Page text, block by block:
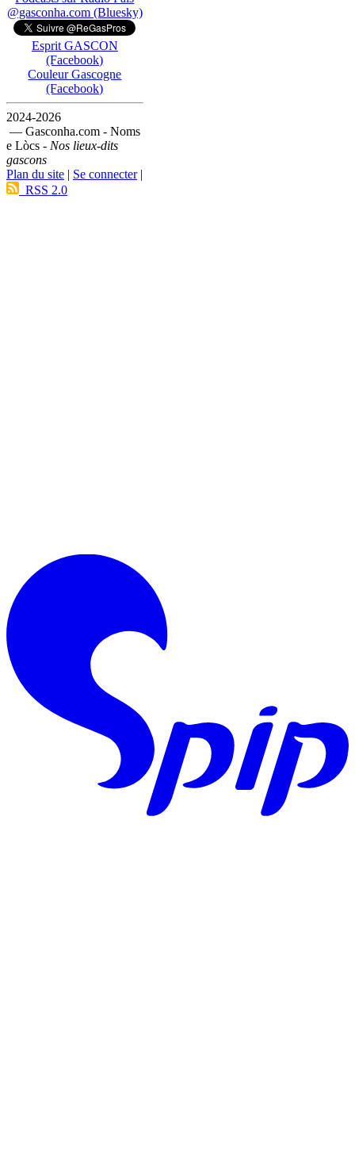
@gasconha.com (Bluesky)
Esprit GASCON
(Facebook)
Couleur Gascogne
(Facebook)
2024-2026
— Gasconha.com - Noms
e Lòcs - Nos lieux-dits
gascons
Plan du site | Se connecter|
RSS 2.0